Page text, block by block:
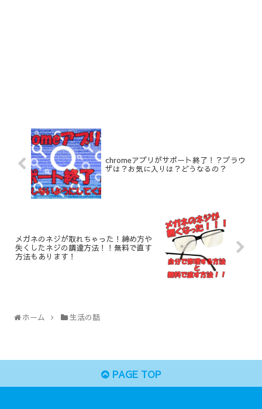
chromeアプリがサポート終了！？ブラウ
ザは？お気に入りは？どうなるの？
メガネのネジが取れちゃった！締め方や
失くしたネジの調達方法！！無料で直す
方法もあります！
ホーム 生活の話
PAGE TOP